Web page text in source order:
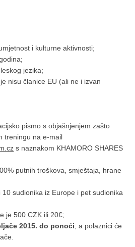
i kulturne aktivnosti;
jezika;
nisu članice EU (ali ne i izvan
pismo s objašnjenjem zašto
treningu na e-mail
s naznakom KHAMORO SHARES
putnih troškova, smještaja, hrane
sudionika iz Europe i pet sudionika
je 500 CZK ili 20€;
2015. do ponoći , a polaznici će